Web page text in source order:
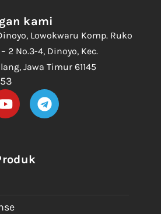
kami
Lowokwaru Komp. Ruko
2 No.3-4, Dinoyo, Kec.
Jawa Timur 61145